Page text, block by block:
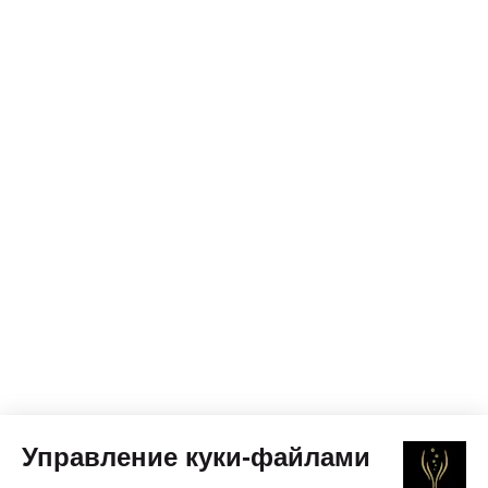
Управление куки-файлами